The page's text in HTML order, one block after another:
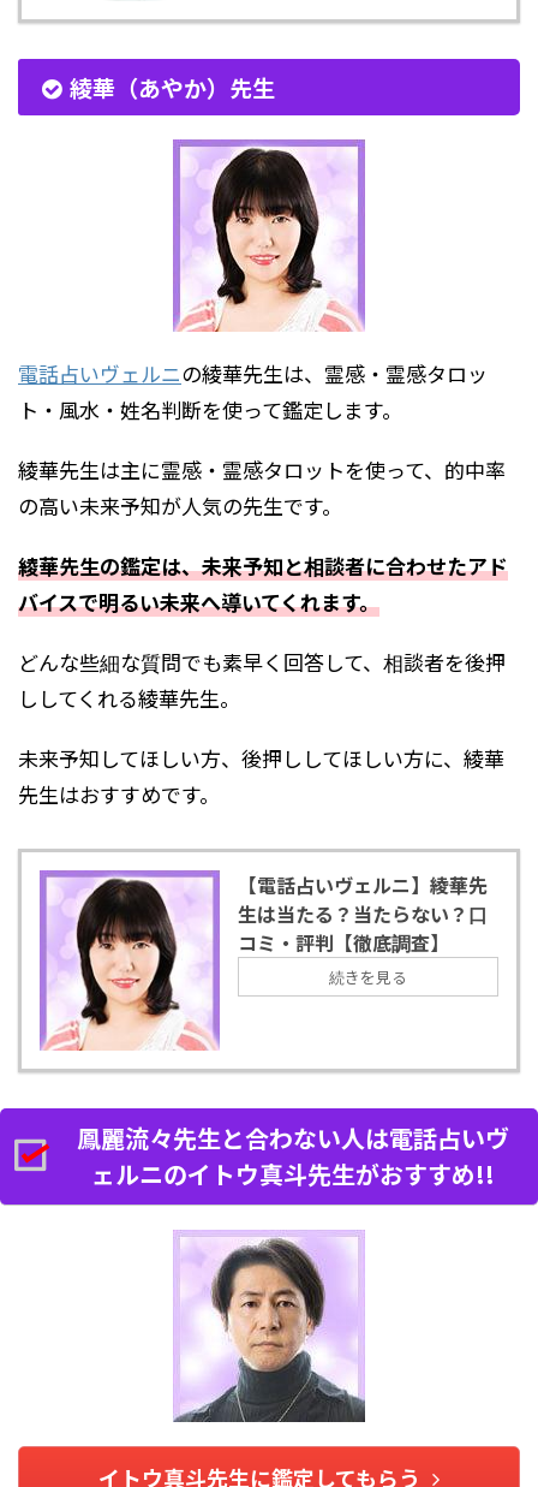
綾華（あやか）先生
電話占いヴェルニの綾華先生は、霊感・霊感タロッ
ト・風水・姓名判断を使って鑑定します。
綾華先生は主に霊感・霊感タロットを使って、的中率
の高い未来予知が人気の先生です。
綾華先生の鑑定は、未来予知と相談者に合わせたアド
バイスで明るい未来へ導いてくれます。
どんな些細な質問でも素早く回答して、相談者を後押
ししてくれる綾華先生。
未来予知してほしい方、後押ししてほしい方に、綾華
先生はおすすめです。
【電話占いヴェルニ】綾華先
生は当たる？当たらない？口
コミ・評判【徹底調査】
続きを見る
鳳麗流々先生と合わない人は電話占いヴ
ェルニのイトウ真斗先生がおすすめ!!
イトウ真斗先生に鑑定してもらう